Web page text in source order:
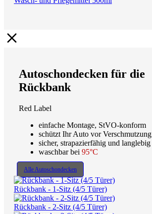
Autoschondecken für die
Rückbank
Red Label
einfache Montage, StVO-konform
schützt Ihr Auto vor Verschmutzung
sicher, strapazierfähig und langlebig
waschbar bei 95°C
Alle Autoschondecken
Rückbank - 1-Sitz (4/5 Türer)
Rückbank - 2-Sitz (4/5 Türer)